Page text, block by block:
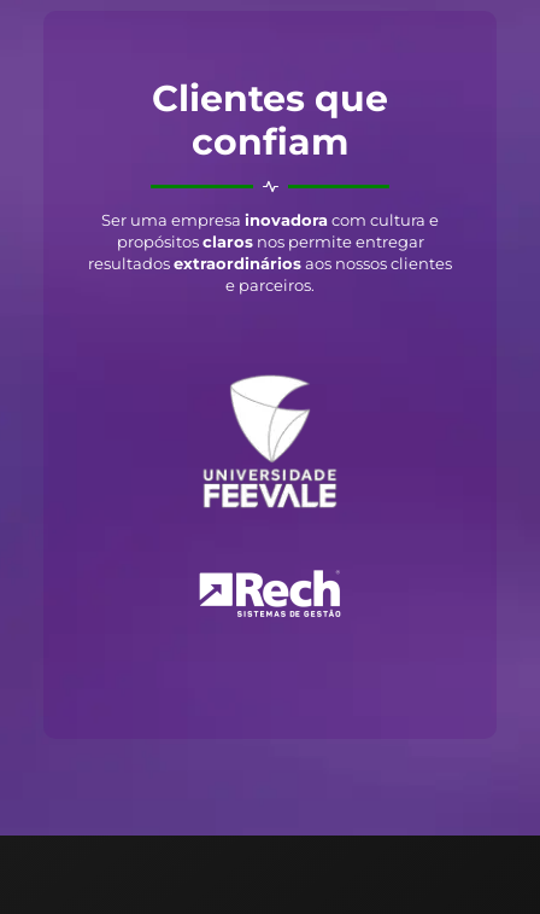
Clientes que
confiam
Ser uma empresa inovadoracom cultura e
propósitosclarosnos permite entregar
resultadosextraordináriosaos nossos clientes
e parceiros.